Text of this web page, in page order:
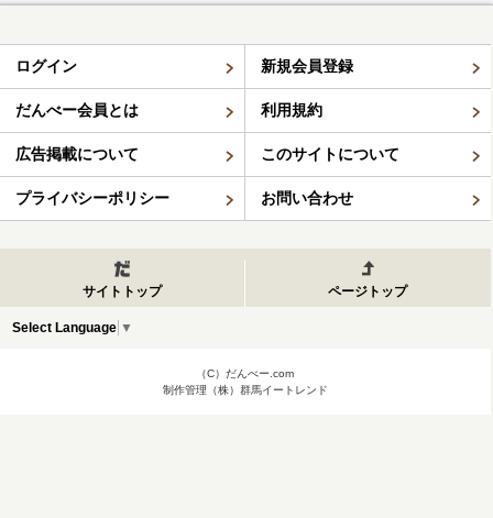
ログイン 新規会員登録
だんべー会員とは 利用規約
広告掲載について このサイトについて
プライバシーポリシー お問い合わせ
サイトトップ ページトップ
Select Language ▼
（C）だんべー.com
制作管理（株）群馬イートレンド